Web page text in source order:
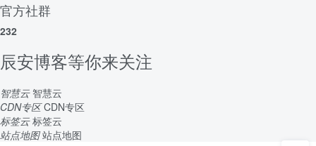
官方社群
232
辰安博客等你来关注
智慧云 智慧云
CDN专区 CDN专区
标签云 标签云
站点地图 站点地图